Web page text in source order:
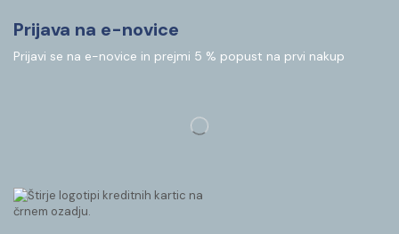
Prijava na e-novice
Prijavi se na e-novice in prejmi 5 % popust na prvi nakup